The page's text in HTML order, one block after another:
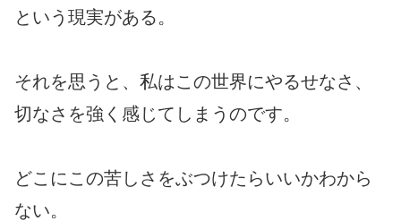
という現実がある。
それを思うと、私はこの世界にやるせなさ、
切なさを強く感じてしまうのです。
どこにこの苦しさをぶつけたらいいかわから
ない。